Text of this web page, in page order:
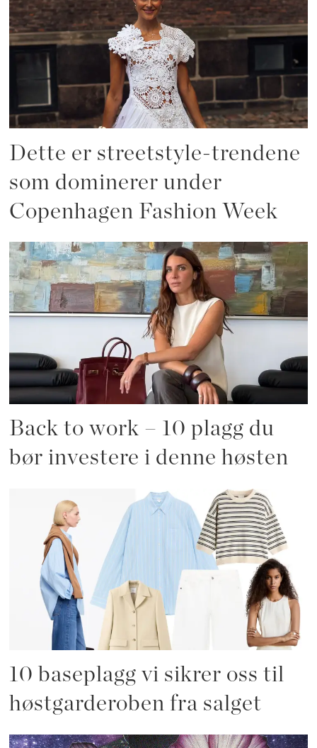
Dette er streetstyle-trendene
som dominerer under
Copenhagen Fashion Week
Back to work – 10 plagg du
bør investere i denne høsten
10 baseplagg vi sikrer oss til
høstgarderoben fra salget